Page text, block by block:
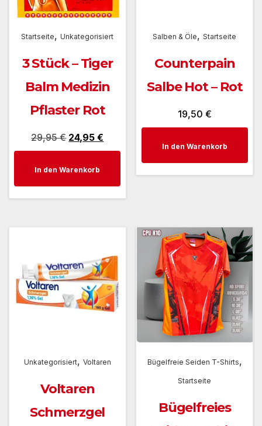
Startseite,Unkategorisiert
3 Stück – Tiger
Balm Medizin
Pflaster Rot
29,95€ Ursprünglicher
Preis
war:
29,95 €
24,95€
Preis
24,95 €.
In den Warenkorb
Salben & Öle,Startseite
Counterpain
Salbe Hot – Rot
19,50 €
In den Warenkorb
Unkategorisiert, Voltaren
Voltaren
Schmerzgel
Bügelfreie Seiden T-Shirts,
Startseite
Bügelfreies